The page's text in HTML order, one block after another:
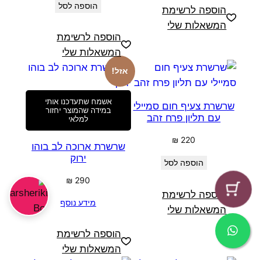
הוספה לרשימת
המשאלות שלי
הוספה לסל
הוספה לרשימת
המשאלות שלי
שרשרת צעיף חום סמיילי
עם תליון פרח זהב
₪ 220
הוספה לסל
הוספה לרשימת
המשאלות שלי
אזל!
אשמח שתעדכנו אותי
במידה שהמוצר יחזור
למלאי
שרשרת ארוכה לב בוהו
ירוק
₪ 290
מידע נוסף
הוספה לרשימת
המשאלות שלי